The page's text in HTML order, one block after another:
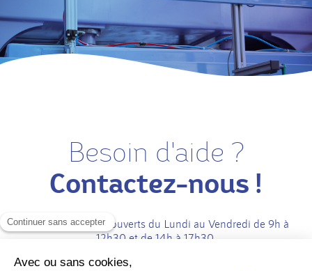
Besoin d'aide ?
Contactez-nous !
Nos bureaux sont ouverts du Lundi au Vendredi de 9h à
12h30 et de 14h à 17h30.